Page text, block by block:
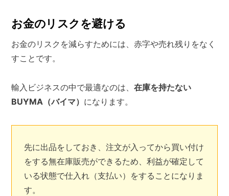
お金のリスクを避ける
お金のリスクを減らすためには、赤字や売れ残りをなく
すことです。
輸入ビジネスの中で最適なのは、在庫を持たない
BUYMA（バイマ） になります。
先に出品をしておき、注文が入ってから買い付け
をする無在庫販売ができるため、利益が確定して
いる状態で仕入れ（支払い）をすることになりま
す。